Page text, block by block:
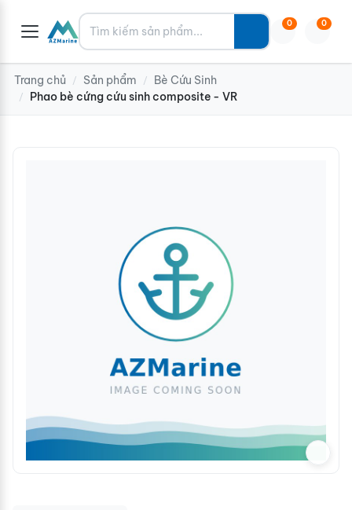
Tìm kiếm 0 0
Trang chủ / Sản phẩm / Bè Cứu Sinh
/ Phao bè cứng cứu sinh composite - VR